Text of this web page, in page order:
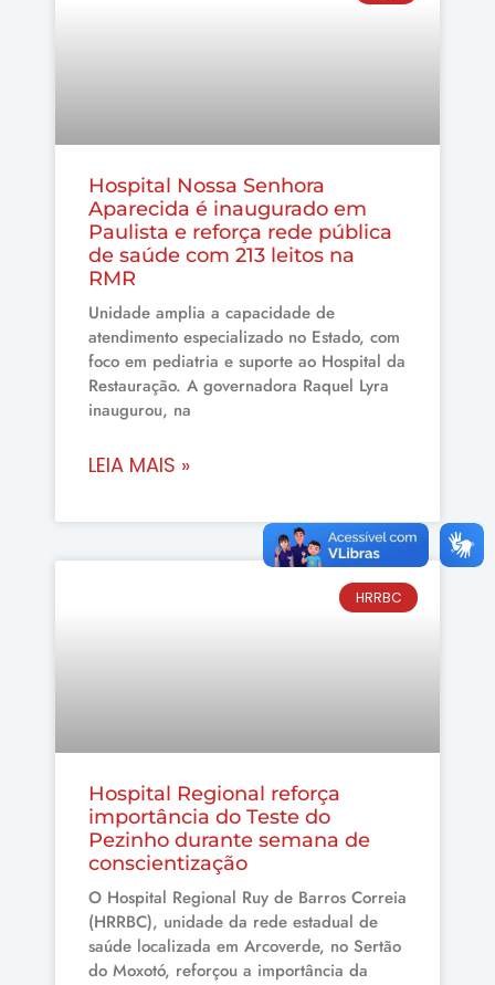
Hospital Nossa Senhora
Aparecida é inaugurado em
Paulista e reforça rede pública
de saúde com 213 leitos na
RMR
Unidade amplia a capacidade de
atendimento especializado no Estado, com
foco em pediatria e suporte ao Hospital da
Restauração. A governadora Raquel Lyra
inaugurou, na
LEIA MAIS »
HRRBC
Hospital Regional reforça
importância do Teste do
Pezinho durante semana de
conscientização
O Hospital Regional Ruy de Barros Correia
(HRRBC), unidade da rede estadual de
saúde localizada em Arcoverde, no Sertão
do Moxotó, reforçou a importância da